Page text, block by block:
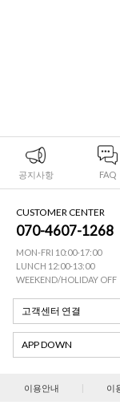
공지사항 FAQ
CUSTOMER CENTER
070-4607-1268
MON-FRI 10:00-17:00
LUNCH 12:00-13:00
WEEKEND/HOLIDAY OFF
고객센터 연결
APP DOWN
이용안내 | 이